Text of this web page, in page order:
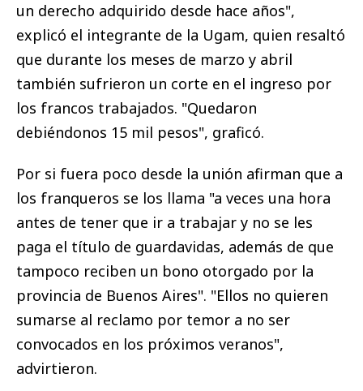
un derecho adquirido desde hace años",
explicó el integrante de la Ugam, quien resaltó
que durante los meses de marzo y abril
también sufrieron un corte en el ingreso por
los francos trabajados. "Quedaron
debiéndonos 15 mil pesos", graficó.
Por si fuera poco desde la unión afirman que a
los franqueros se los llama "a veces una hora
antes de tener que ir a trabajar y no se les
paga el título de guardavidas, además de que
tampoco reciben un bono otorgado por la
provincia de Buenos Aires". "Ellos no quieren
sumarse al reclamo por temor a no ser
convocados en los próximos veranos",
advirtieron.